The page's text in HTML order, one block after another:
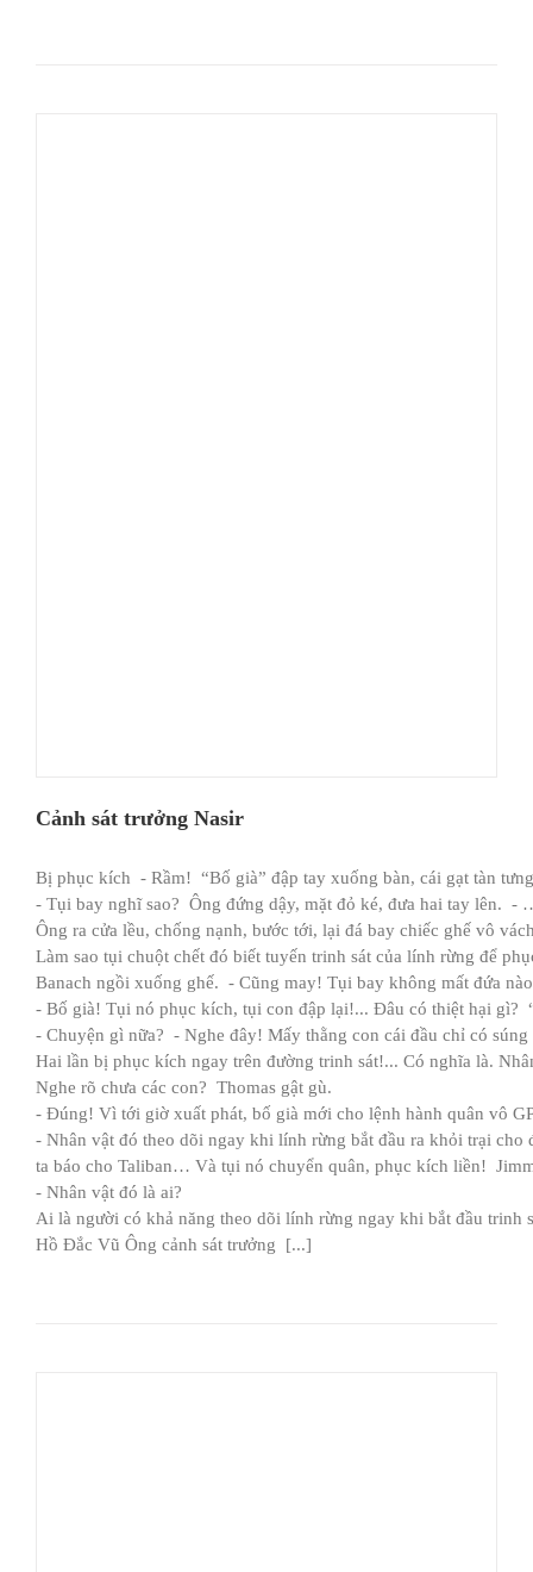
Cảnh sát trưởng Nasir
Bị phục kích - Rầm! “Bố già” đập tay xuống bàn, cái gạt tàn
- Tụi bay nghĩ sao? Ông đứng dậy, mặt đỏ ké, đưa hai tay lên.
Ông ra cửa lều, chống nạnh, bước tới, lại đá bay chiếc ghế vô
Làm sao tụi chuột chết đó biết tuyến trinh sát của lính rừng để
Banach ngồi xuống ghế. - Cũng may! Tụi bay không mất đứa
- Bố già! Tụi nó phục kích, tụi con đập lại!... Đâu có thiệt hại
- Chuyện gì nữa? - Nghe đây! Mấy thằng con cái đầu chỉ có
Hai lần bị phục kích ngay trên đường trinh sát!... Có nghĩa là.
Nghe rõ chưa các con? Thomas gật gù.
- Đúng! Vì tới giờ xuất phát, bố già mới cho lệnh hành quân vô
- Nhân vật đó theo dõi ngay khi lính rừng bắt đầu ra khỏi trại
ta báo cho Taliban… Và tụi nó chuyển quân, phục kích liền!
- Nhân vật đó là ai?
Ai là người có khả năng theo dõi lính rừng ngay khi bắt đầu
Hồ Đắc Vũ Ông cảnh sát trưởng [...]